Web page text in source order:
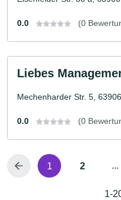
0.0 (0
Liebes
Mechenharder Str. 5,
0.0 (0
1 2 ...
1-